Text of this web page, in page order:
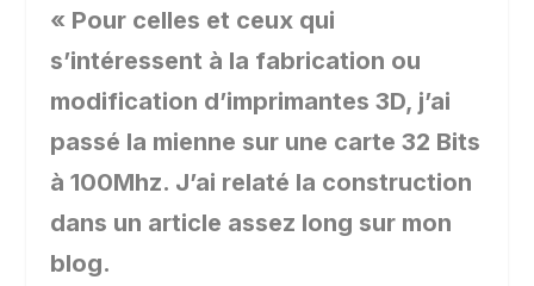
« Pour celles et ceux qui
s’intéressent à la fabrication ou
modification d’imprimantes 3D, j’ai
passé la mienne sur une carte 32 Bits
à 100Mhz. J’ai relaté la construction
dans un article assez long sur mon
blog.